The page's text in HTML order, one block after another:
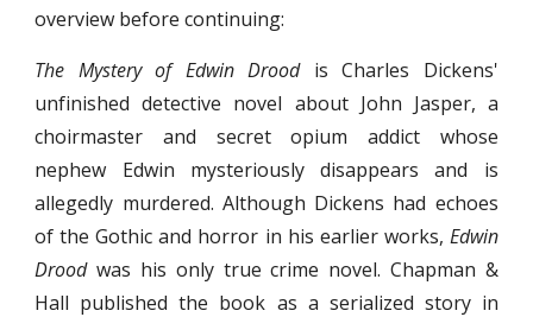
overview before continuing:
The Mystery of Edwin Drood is Charles Dickens'
unfinished detective novel about John Jasper, a
choirmaster and secret opium addict whose
nephew Edwin mysteriously disappears and is
allegedly murdered. Although Dickens had echoes
of the Gothic and horror in his earlier works, Edwin
Droodwas his only true crime novel. Chapman &
Hall published the book as a serialized story in